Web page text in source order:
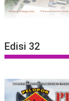
Edisi 32